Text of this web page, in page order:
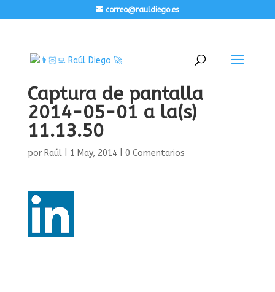
correo@rauldiego.es
Captura de pantalla
2014-05-01 a la(s)
11.13.50
por Raúl| 1 May, 2014| 0 Comentarios